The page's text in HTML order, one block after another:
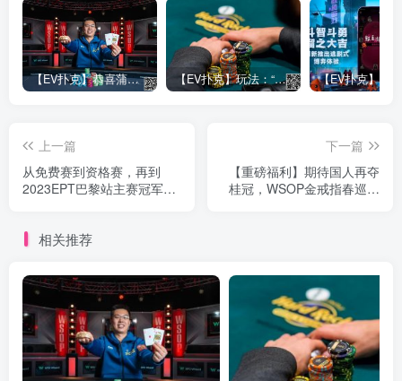
【EV扑克】恭喜蒲蔚然赛事#65夺冠，收获国人2023WSOP第六条金手链，奖金93万刀！ 【EV扑克】玩法：“松弱鱼/松凶鱼打法”的基本攻略
上一篇
从免费赛到资格赛，再到
2023EPT巴黎站主赛冠军，
下一篇
【重磅福利】期待国人再夺
桂冠，WSOP金戒指春巡赛
相关推荐